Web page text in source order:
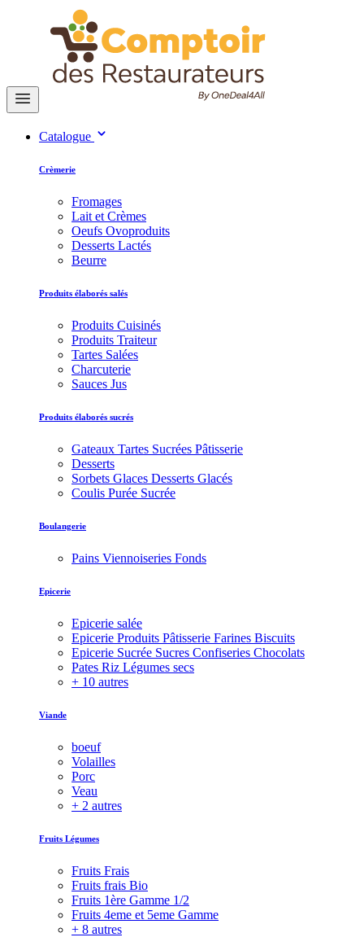
Catalogue
Crèmerie
Fromages
Lait et Crèmes
Oeufs Ovoproduits
Desserts Lactés
Beurre
Produits élaborés salés
Produits Cuisinés
Produits Traiteur
Tartes Salées
Charcuterie
Sauces Jus
Produits élaborés sucrés
Gateaux Tartes Sucrées Pâtisserie
Desserts
Sorbets Glaces Desserts Glacés
Coulis Purée Sucrée
Boulangerie
Pains Viennoiseries Fonds
Epicerie
Epicerie salée
Epicerie Produits Pâtisserie Farines Biscuits
Epicerie Sucrée Sucres Confiseries Chocolats
Pates Riz Légumes secs
+ 10 autres
Viande
boeuf
Volailles
Porc
Veau
+ 2 autres
Fruits Légumes
Fruits Frais
Fruits frais Bio
Fruits 1ère Gamme 1/2
Fruits 4eme et 5eme Gamme
+ 8 autres